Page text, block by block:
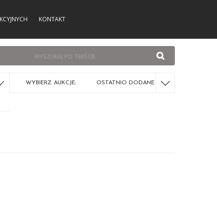
KONTAKT
WYBIERZ AUKCJE: OSTATNIO DODANE